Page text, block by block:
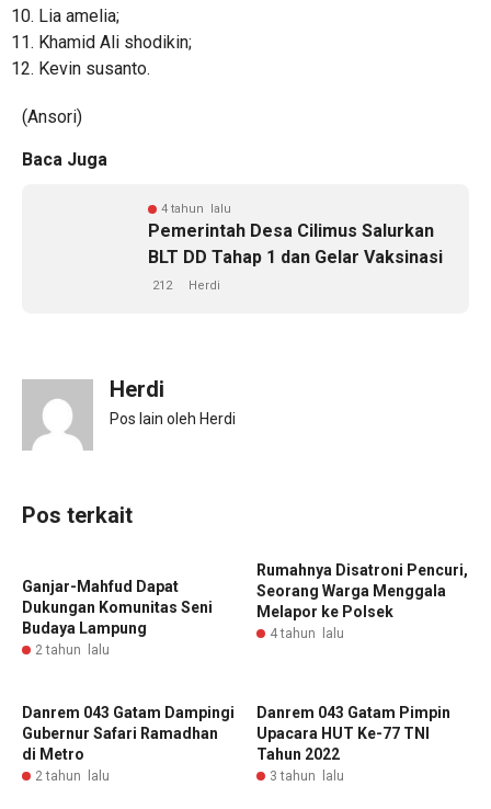
Lia amelia;
Khamid Ali shodikin;
Kevin susanto.
(Ansori)
Baca Juga
4 tahun lalu
Pemerintah Desa Cilimus Salurkan
BLT DD Tahap 1 dan Gelar Vaksinasi
212 Herdi
Herdi
Pos lain oleh Herdi
Pos terkait
Ganjar-Mahfud Dapat
Dukungan Komunitas Seni
Budaya Lampung
2 tahun lalu
Rumahnya Disatroni Pencuri,
Seorang Warga Menggala
Melapor ke Polsek
4 tahun lalu
Danrem 043 Gatam Dampingi
Gubernur Safari Ramadhan
di Metro
2 tahun lalu
Danrem 043 Gatam Pimpin
Upacara HUT Ke-77 TNI
Tahun 2022
3 tahun lalu